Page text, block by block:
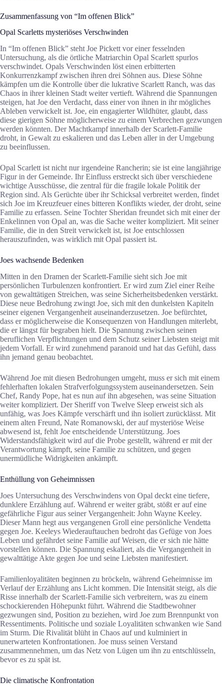
Zusammenfassung von “Im offenen Blick”
Opal Scarletts mysteriöses Verschwinden
In “Im offenen Blick” steht Joe Pickett vor einer fesselnden
Untersuchung, als die örtliche Matriarchin Opal Scarlett spurlos
verschwindet. Opals Verschwinden löst einen erbitterten
Konkurrenzkampf zwischen ihren drei Söhnen aus. Diese Söhne
kämpfen um die Kontrolle über die lukrative Scarlett Ranch, was das
Chaos in ihrer kleinen Stadt weiter vertieft. Während die Spannungen
steigen, hat Joe den Verdacht, dass einer von ihnen in ihr mögliches
Ableben verwickelt ist. Joe, ein engagierter Wildhüter, glaubt, dass
diese gierigen Söhne möglicherweise zu einem Verbrechen gezwungen
werden könnten. Der Machtkampf innerhalb der Scarlett-Familie
droht, in Gewalt zu eskalieren und das Leben aller in der Umgebung
zu beeinflussen.
Opal Scarlett ist nicht nur irgendeine Rancherin; sie ist eine langjährige
Figur in der Gemeinde. Ihr Einfluss erstreckt sich über verschiedene
wichtige Ausschüsse, die zentral für die fragile lokale Politik der
Region sind. Als Gerüchte über ihr Schicksal verbreitet werden, findet
sich Joe im Kreuzfeuer eines bitteren Konflikts wieder, der droht, seine
Familie zu erfassen. Seine Tochter Sheridan freundet sich mit einer der
Enkelinnen von Opal an, was die Sache weiter kompliziert. Mit seiner
Familie, die in den Streit verwickelt ist, ist Joe entschlossen
herauszufinden, was wirklich mit Opal passiert ist.
Joes wachsende Bedenken
Mitten in den Dramen der Scarlett-Familie sieht sich Joe mit
persönlichen Turbulenzen konfrontiert. Er wird zum Ziel einer Reihe
von gewalttätigen Streichen, was seine Sicherheitsbedenken verstärkt.
Diese neue Bedrohung zwingt Joe, sich mit den dunkelsten Kapiteln
seiner eigenen Vergangenheit auseinanderzusetzen. Joe befürchtet,
dass er möglicherweise die Konsequenzen von Handlungen miterlebt,
die er längst für begraben hielt. Die Spannung zwischen seinen
beruflichen Verpflichtungen und dem Schutz seiner Liebsten steigt mit
jedem Vorfall. Er wird zunehmend paranoid und hat das Gefühl, dass
ihn jemand genau beobachtet.
Während Joe mit diesen Bedrohungen umgeht, muss er sich mit einem
fehlerhaften lokalen Strafverfolgungssystem auseinandersetzen. Sein
Chef, Randy Pope, hat es nun auf ihn abgesehen, was seine Situation
weiter kompliziert. Der Sheriff von Twelve Sleep erweist sich als
unfähig, was Joes Kämpfe verschärft und ihn isoliert zurücklässt. Mit
einem alten Freund, Nate Romanowski, der auf mysteriöse Weise
abwesend ist, fehlt Joe entscheidende Unterstützung. Joes
Widerstandsfähigkeit wird auf die Probe gestellt, während er mit der
Verantwortung kämpft, seine Familie zu schützen, und gegen
unermüdliche Widrigkeiten ankämpft.
Enthüllung von Geheimnissen
Joes Untersuchung des Verschwindens von Opal deckt eine tiefere,
dunklere Erzählung auf. Während er weiter gräbt, stößt er auf eine
gefährliche Figur aus seiner Vergangenheit: John Wayne Keeley.
Dieser Mann hegt aus vergangenen Groll eine persönliche Vendetta
gegen Joe. Keeleys Wiederauftauchen bedroht das Gefüge von Joes
Leben und gefährdet seine Familie auf Weisen, die er sich nie hätte
vorstellen können. Die Spannung eskaliert, als die Vergangenheit in
gewalttätige Akte gegen Joe und seine Liebsten manifestiert.
Familienloyalitäten beginnen zu bröckeln, während Geheimnisse im
Verlauf der Erzählung ans Licht kommen. Die Intensität steigt, als die
Risse innerhalb der Scarlett-Familie sich verbreitern, was zu einem
schockierenden Höhepunkt führt. Während die Stadtbewohner
gezwungen sind, Position zu beziehen, wird Joe zum Brennpunkt von
Ressentiments. Politische und soziale Loyalitäten schwanken wie Sand
im Sturm. Die Rivalität blüht in Chaos auf und kulminiert in
unerwarteten Konfrontationen. Joe muss seinen Verstand
zusammennehmen, um das Netz von Lügen um ihn zu entschlüsseln,
bevor es zu spät ist.
Die climatische Konfrontation